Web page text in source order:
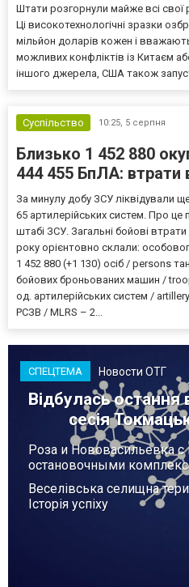
Штати розгорнули майже всі свої
Ці високотехнологічні зразки
мільйон доларів кожен і
можливих конфліктів із Китаєм
іншого джерела, США також
Суспільство 10:25, 5 серпня
Близько 1 452 880
444 455 БпЛА: втрати
За минулу добу ЗСУ ліквідували ще
65 артилерійських систем. Про
штабі ЗСУ. Загальні бойові
року орієнтовно склали:
1 452 880 (+1 130) осіб / persons
бойових броньованих машин /
од. артилерійських систем /
РСЗВ / MLRS – 2...
СПЕЦТЕМА Новости ОТГ
Відбулась остання
сесія
Роза и Нововасильевка
остановочными
Веселівська селищна
Історія успіху